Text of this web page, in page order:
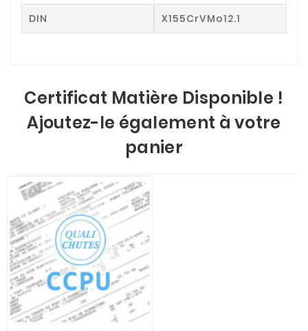
DIN X155CrVMo12.1
Certificat Matière Disponible !
Ajoutez-le également à votre
panier